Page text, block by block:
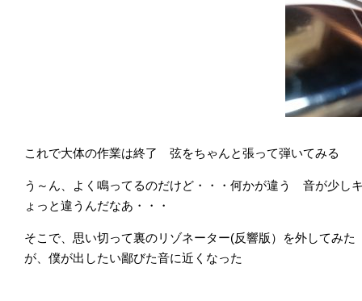
これで大体の作業は終了 弦をちゃんと張って弾いてみる
う～ん、よく鳴ってるのだけど・・・何かが違う 音が少し
ょっと違うんだなあ・・・
そこで、思い切って裏のリゾネーター(反響版）を外してみ
が、僕が出したい鄙びた音に近くなった